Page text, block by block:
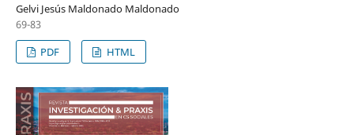
Gelvi Jesús Maldonado Maldonado
69-83
PDF
HTML